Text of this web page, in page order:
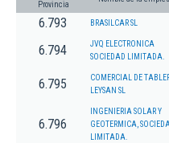
Provincia
6.793 BRASILCAR SL
6.794
JVQ ELECTRONICA
SOCIEDAD LIMITADA.
6.795
COMERCIAL DE
LEYSAN SL
6.796
INGENIERIA SOLAR Y
GEOTERMICA,
LIMITADA.